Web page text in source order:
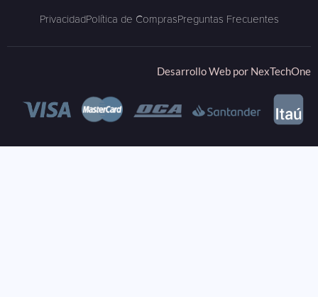
PrivacidadPolítica de ComprasPreguntas Frecuentes
Desarrollo Web por NexTechOne